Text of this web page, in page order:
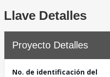
Llave Detalles
Proyecto Detalles
No. de identificación del